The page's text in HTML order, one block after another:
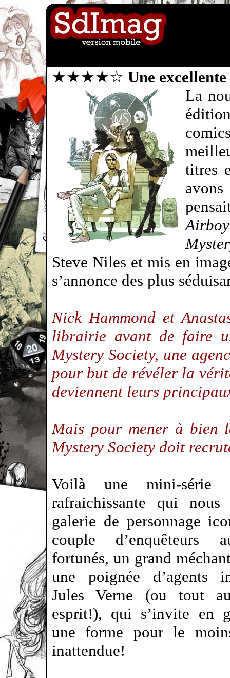
★★★★☆ Une
La
titres
Airboy
Steve Niles et mis en
s’annonce des plus
Nick Hammond et
librairie avant de faire
Mystery Society, une
pour but de révéler la
deviennent leurs
Mais pour mener à bien
Mystery Society doit
Voilà une mini-série
rafraichissante qui nous
galerie de personnage
couple d’enquêteurs
fortunés, un grand
une poignée d’agents
Jules Verne (ou tout
esprit!), qui s’invite en
une forme pour le
inattendue!